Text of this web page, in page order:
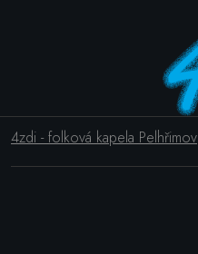
4zdi - folková kapela Pelhřimov